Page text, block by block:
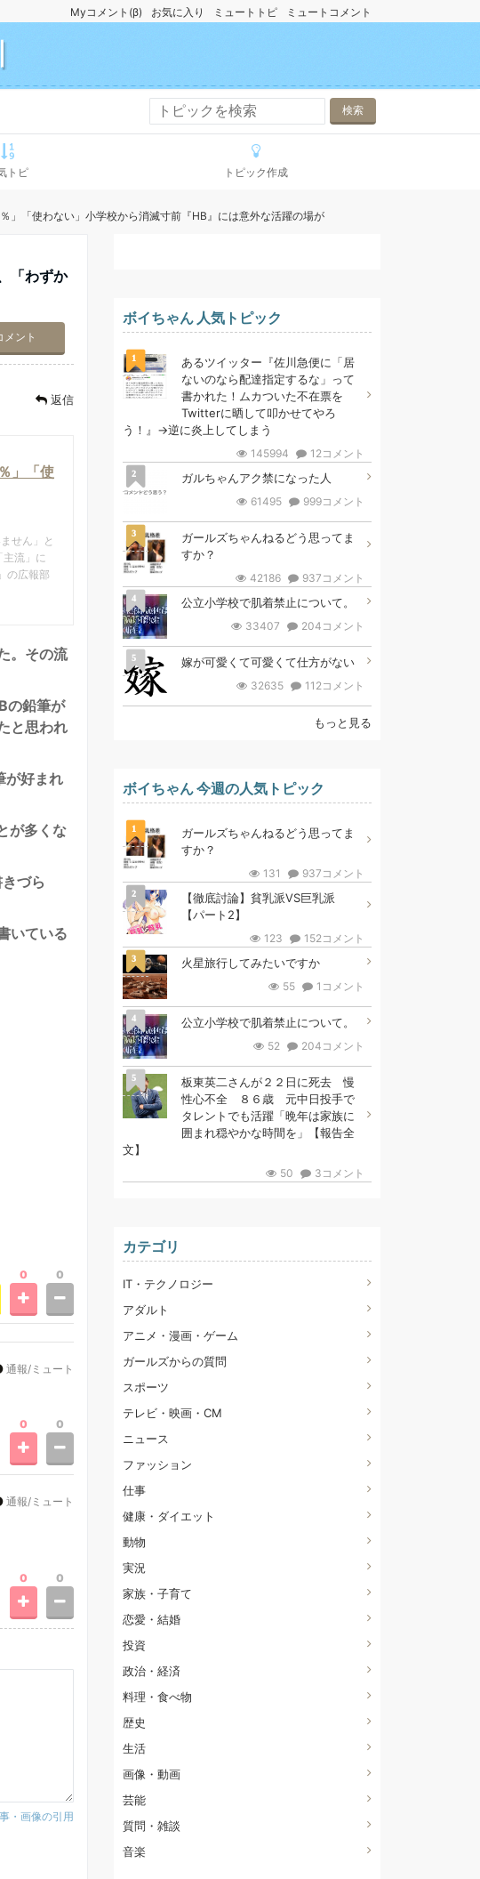
ミュートコメント
ミュートトピ
お気に入り
Myコメント(β)
トピ トピック作成
」「使わない」小学校から消滅寸前『HB』には意外な活躍の場が
「わずか
メント
返信
」「使
せん」と
流」に
の広報部
。その流
の鉛筆が
と思われ
が好まれ
が多くな
づら
いている
0 0
通報/ミュート
0 0
通報/ミュート
0 0
・画像の引用
ボイちゃん 人気トピック
1
あるツイッター『佐川急便に「居
ないのなら配達指定するな」って
書かれた！ムカついた不在票を
Twitterに晒して叩かせてやろ
う！』→逆に炎上してしまう
145994 12コメント
2 ガルちゃんアク禁になった人
61495 999コメント
3
ガールズちゃんねるどう思ってま
すか？
42186 937コメント
4 公立小学校で肌着禁止について。
33407 204コメント
5 嫁が可愛くて可愛くて仕方がない
32635 112コメント
もっと見る
ボイちゃん 今週の人気トピック
1
ガールズちゃんねるどう思ってま
すか？
131 937コメント
2
【徹底討論】貧乳派VS巨乳派
【パート2】
123 152コメント
3 火星旅行してみたいですか
55 1コメント
4 公立小学校で肌着禁止について。
52 204コメント
5
板東英二さんが２２日に死去 慢
性心不全 ８６歳 元中日投手で
タレントでも活躍「晩年は家族に
囲まれ穏やかな時間を」【報告全
文】
50 3コメント
カテゴリ
IT・テクノロジー
アダルト
アニメ・漫画・ゲーム
ガールズからの質問
スポーツ
テレビ・映画・CM
ニュース
ファッション
仕事
健康・ダイエット
動物
実況
家族・子育て
恋愛・結婚
投資
政治・経済
料理・食べ物
歴史
生活
画像・動画
芸能
質問・雑談
音楽